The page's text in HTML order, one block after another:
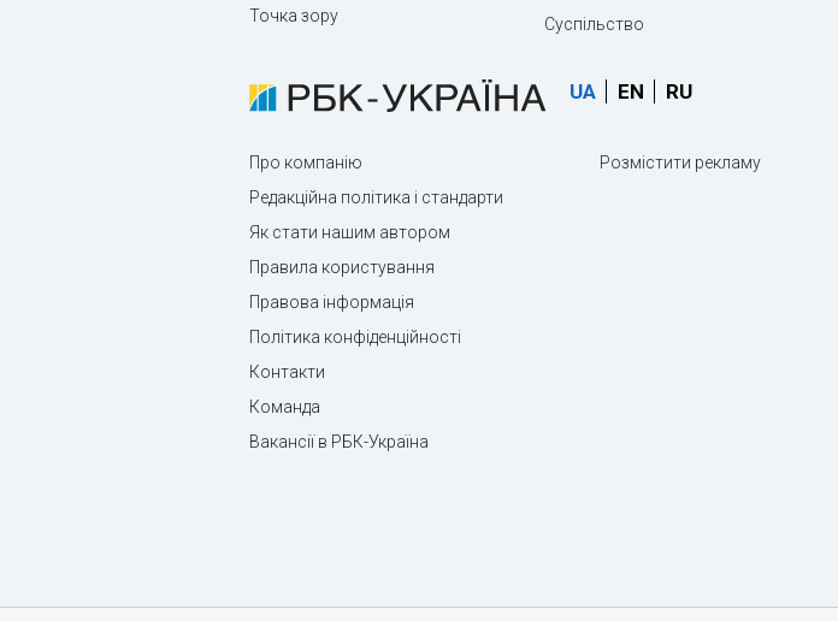
Точка зору
Суспільство
UA EN RU
Про компанію
Редакційна політика і стандарти
Як стати нашим автором
Правила користування
Правова інформація
Політика конфіденційності
Контакти
Команда
Вакансії в РБК-Україна
Розмістити рекламу